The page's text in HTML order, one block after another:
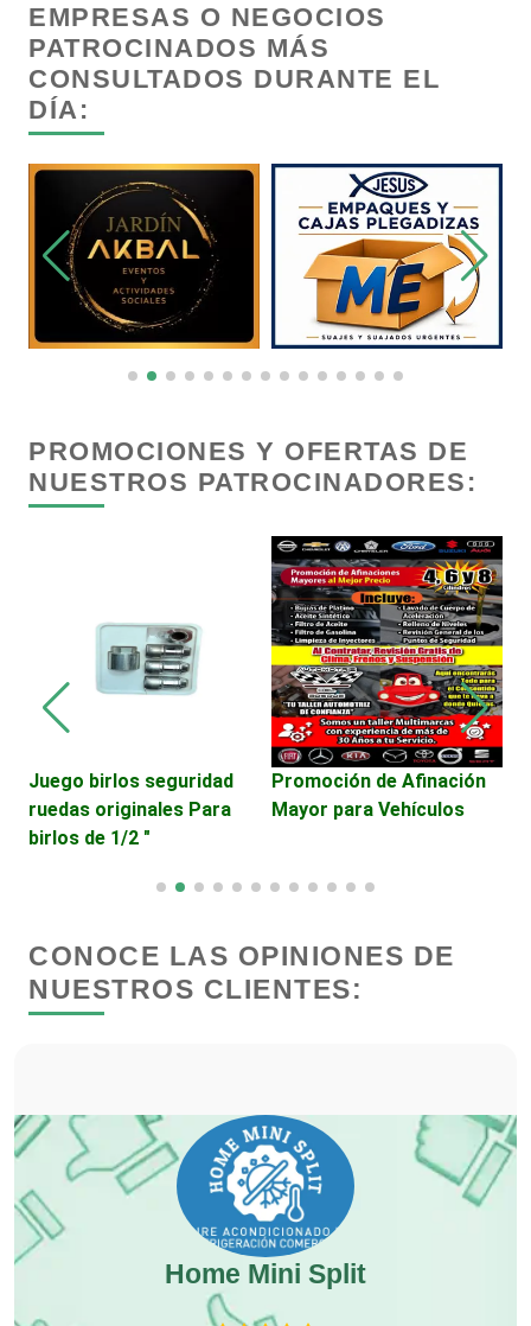
Cancelería de Aluminio
Carnicerías
Carpinterías
Centros Comerciales
Centros de Nutrición
Cerrajerías
Clínicas de Belleza
Clínicas de Rehabilitación
Clínicas y Hospitales
Cocinas Integrales
Combustibles y Lubricantes
Compresores de aire
EMPRESAS O NEGOCIOS
PATROCINADOS MÁS
CONSULTADOS DURANTE EL
DÍA:
PROMOCIONES Y OFERTAS DE
NUESTROS PATROCINADORES:
Juego birlos seguridad
ruedas originales Para
birlos de 1/2 "
Promoción de Afinación
Mayor para Vehículos
CONOCE LAS OPINIONES DE
NUESTROS CLIENTES:
Home Mini Split